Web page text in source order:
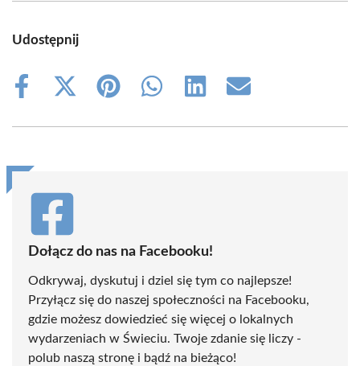
Udostępnij
Share
Share
(Twitter)
Share
Share
Share
Share
Dołącz do nas na Facebooku!
Odkrywaj, dyskutuj i dziel się tym co najlepsze!
Przyłącz się do naszej społeczności na Facebooku,
gdzie możesz dowiedzieć się więcej o lokalnych
wydarzeniach w Świeciu. Twoje zdanie się liczy -
polub naszą stronę i bądź na bieżąco!